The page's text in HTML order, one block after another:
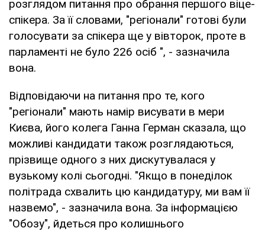
розглядом питання про обрання першого віце-
спікера. За її словами, "регіонали" готові були
голосувати за спікера ще у вівторок, проте в
парламенті не було 226 осіб ", - зазначила
вона.
Відповідаючи на питання про те, кого
"регіонали" мають намір висувати в мери
Києва, його колега Ганна Герман сказала, що
можливі кандидати також розглядаються,
прізвище одного з них дискутувалася у
вузькому колі сьогодні. "Якщо в понеділок
політрада схвалить цю кандидатуру, ми вам її
назвемо", - зазначила вона. За інформацією
"Обозу", йдеться про колишнього